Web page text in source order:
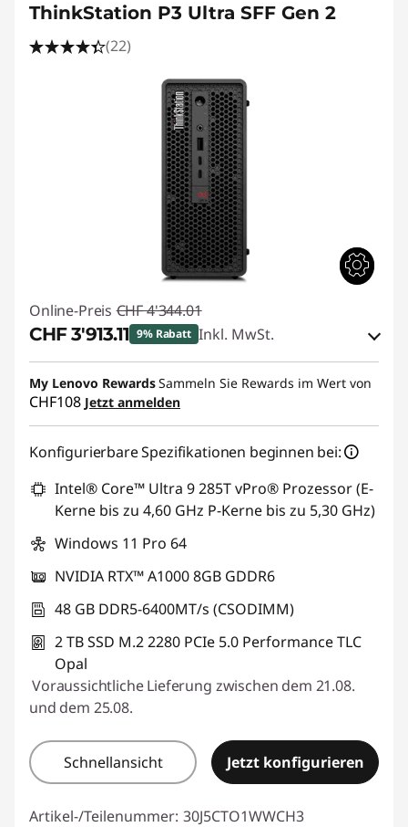
ThinkStation P3 Ultra SFF Gen 2
(22)
Online-Preis CHF 4'344.01
CHF 3'913.11 9% Rabatt Inkl. MwSt.
eCoupon-Rabatt :-CHF 430.90
eCoupon :SALES
My Lenovo RewardsSammeln Sie Rewards im Wert von
CHF108 Jetzt anmelden
Konfigurierbare Spezifikationen beginnen bei:
Intel® Core™ Ultra 9 285T vPro® Prozessor (E-
Kerne bis zu 4,60 GHz P-Kerne bis zu 5,30 GHz)
Windows 11 Pro 64
NVIDIA RTX™ A1000 8GB GDDR6
48 GB DDR5-6400MT/s (CSODIMM)
2 TB SSD M.2 2280 PCIe 5.0 Performance TLC
Opal
Voraussichtliche Lieferung zwischen dem 21.08.
und dem 25.08.
Schnellansicht Jetzt konfigurieren
Artikel-/Teilenummer: 30J5CTO1WWCH3